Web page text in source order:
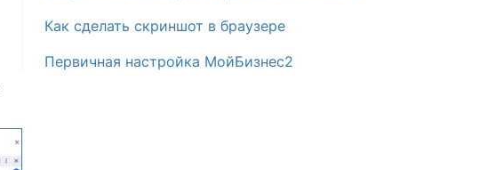
Как сделать скриншот в браузере
Первичная настройка МойБизнес2